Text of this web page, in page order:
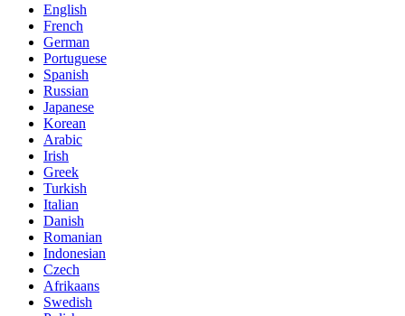
English
French
German
Portuguese
Spanish
Russian
Japanese
Korean
Arabic
Irish
Greek
Turkish
Italian
Danish
Romanian
Indonesian
Czech
Afrikaans
Swedish